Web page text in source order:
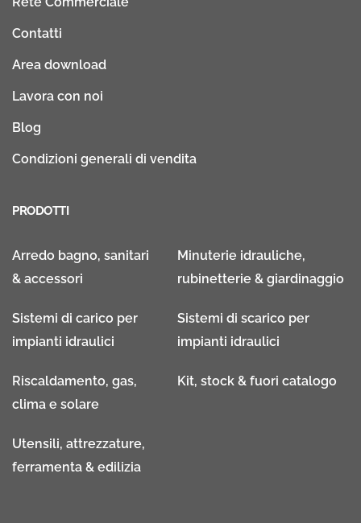
Contatti
Area download
Lavora con noi
Blog
Condizioni generali di vendita
PRODOTTI
Arredo bagno, sanitari
& accessori
Minuterie idrauliche,
rubinetterie & giardinaggio
Sistemi di carico per
impianti idraulici
Sistemi di scarico per
impianti idraulici
Riscaldamento, gas,
clima e solare
Kit, stock & fuori catalogo
Utensili, attrezzature,
ferramenta & edilizia